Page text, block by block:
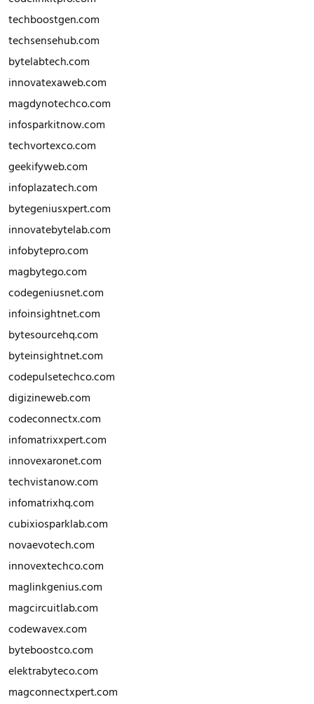
techboostgen.com
techsensehub.com
bytelabtech.com
innovatexaweb.com
magdynotechco.com
infosparkitnow.com
techvortexco.com
geekifyweb.com
infoplazatech.com
bytegeniusxpert.com
innovatebytelab.com
infobytepro.com
magbytego.com
codegeniusnet.com
infoinsightnet.com
bytesourcehq.com
byteinsightnet.com
codepulsetechco.com
digizineweb.com
codeconnectx.com
infomatrixxpert.com
innovexaronet.com
techvistanow.com
infomatrixhq.com
cubixiosparklab.com
novaevotech.com
innovextechco.com
maglinkgenius.com
magcircuitlab.com
codewavex.com
byteboostco.com
elektrabyteco.com
magconnectxpert.com